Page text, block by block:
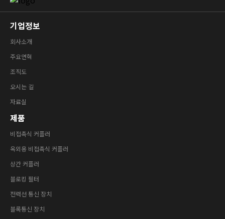
기업정보
회사소개
주요연혁
조직도
오시는 길
자료실
제품
비접촉식 커플러
옥외용 비접촉식 커플러
상간 커플러
블로킹 필터
전력선 통신 장치
블록통신 장치